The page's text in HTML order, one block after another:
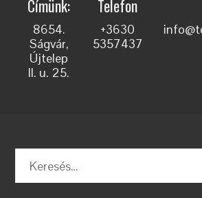
Címünk:
8654.
Ságvár,
Újtelep
II. u. 25.
Telefon
+3630
5357437
Keresés: